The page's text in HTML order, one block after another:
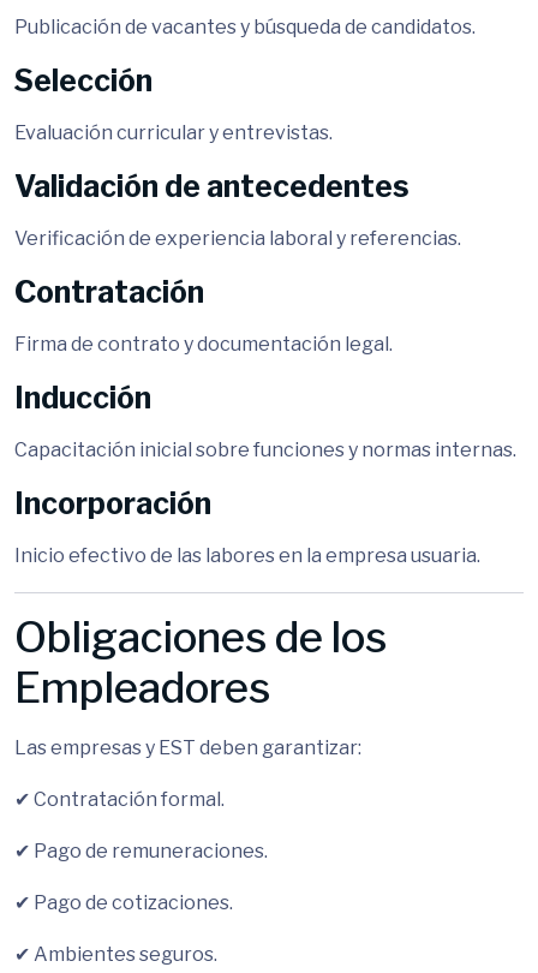
Publicación de vacantes y búsqueda de candidatos.
Selección
Evaluación curricular y entrevistas.
Validación de antecedentes
Verificación de experiencia laboral y referencias.
Contratación
Firma de contrato y documentación legal.
Inducción
Capacitación inicial sobre funciones y normas internas.
Incorporación
Inicio efectivo de las labores en la empresa usuaria.
Obligaciones de los
Empleadores
Las empresas y EST deben garantizar:
✔ Contratación formal.
✔ Pago de remuneraciones.
✔ Pago de cotizaciones.
✔ Ambientes seguros.